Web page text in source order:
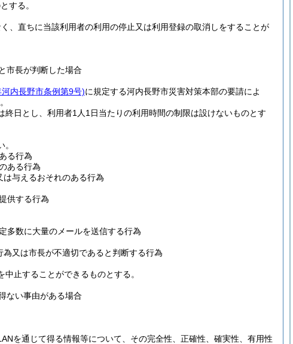
する。
、直ちに当該利用者の利用の停止又は利用登録の取消しをすることが
市長が判断した場合
内長野市条例第9号)に規定する河内長野市災害対策本部の要請によ
日とし、利用者1人1日当たりの利用時間の制限は設けないものとす
る行為
ある行為
与えるおそれのある行為
供する行為
多数に大量のメールを送信する行為
又は市長が不適切であると判断する行為
止することができるものとする。
ない事由がある場合
を通じて得る情報等について、その完全性、正確性、確実性、有用性